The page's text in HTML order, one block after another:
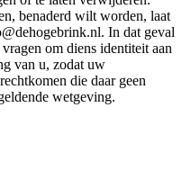
benaderd wilt worden, laat
In dat geval
om diens identiteit aan
van u, zodat uw
die daar geen
wetgeving.